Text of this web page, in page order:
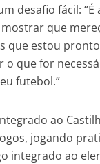
desafio fácil:
que
estou
que for
futebol.”
ao
jogando
integrado ao